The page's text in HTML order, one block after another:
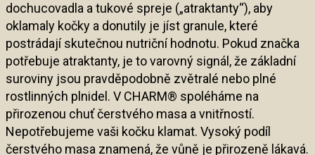
dochucovadla a tukové spreje („atraktanty“), aby
oklamaly kočky a donutily je jíst granule, které
postrádají skutečnou nutriční hodnotu. Pokud značka
potřebuje atraktanty, je to varovný signál, že základní
suroviny jsou pravděpodobně zvětralé nebo plné
rostlinných plnidel. V CHARM® spoléháme na
přirozenou chuť čerstvého masa a vnitřností.
Nepotřebujeme vaši kočku klamat. Vysoký podíl
čerstvého masa znamená, že vůně je přirozeně lákavá.